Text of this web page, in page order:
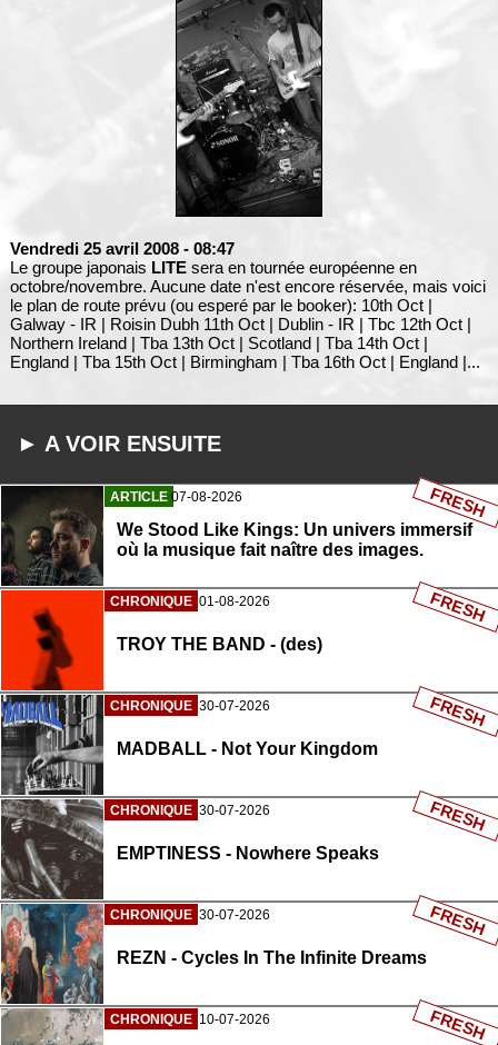
Vendredi 25 avril 2008 - 08:47
Le groupe japonais LITEsera en tournée européenne en
octobre/novembre. Aucune date n'est encore réservée, mais voici
le plan de route prévu (ou esperé par le booker): 10th Oct |
Galway - IR | Roisin Dubh 11th Oct | Dublin - IR | Tbc 12th Oct |
Northern Ireland | Tba 13th Oct | Scotland | Tba 14th Oct |
England | Tba 15th Oct | Birmingham | Tba 16th Oct | England |...
► A VOIR ENSUITE
ARTICLE 07-08-2026
We Stood Like Kings: Un univers immersif
où la musique fait naître des images.
FRESH
CHRONIQUE 01-08-2026
TROY THE BAND - (des)
FRESH
CHRONIQUE 30-07-2026
MADBALL - Not Your Kingdom
FRESH
CHRONIQUE 30-07-2026
EMPTINESS - Nowhere Speaks
FRESH
CHRONIQUE 30-07-2026
REZN - Cycles In The Infinite Dreams
FRESH
CHRONIQUE 10-07-2026 FRESH